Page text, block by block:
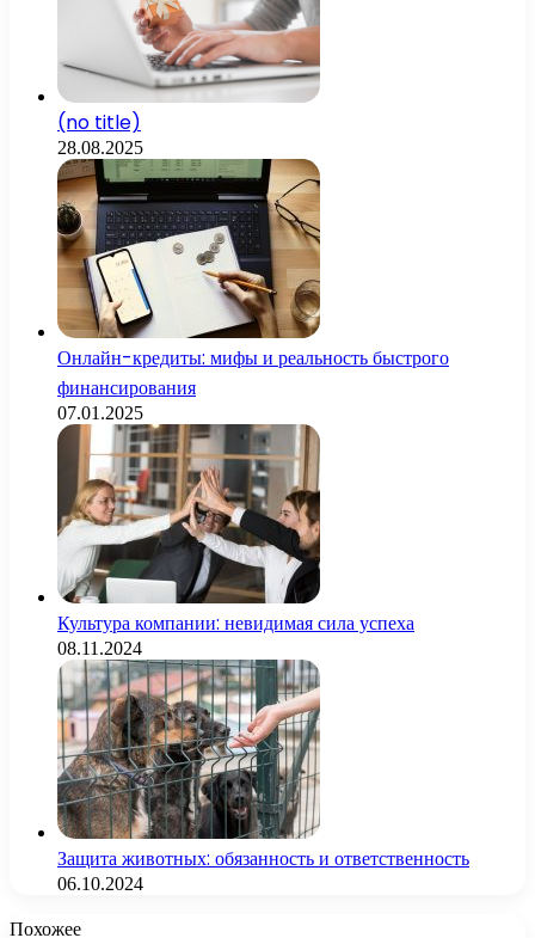
(no title)
28.08.2025
Онлайн-кредиты: мифы и реальность быстрого
финансирования
07.01.2025
Культура компании: невидимая сила успеха
08.11.2024
Защита животных: обязанность и ответственность
06.10.2024
Похожее